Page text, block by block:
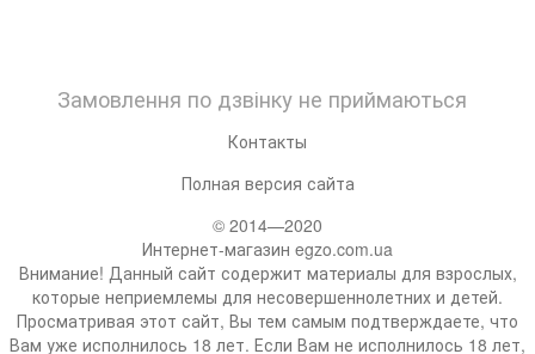
Замовлення по дзвінку не приймаються
Контакты
Полная версия сайта
© 2014—2020
Интернет-магазин egzo.com.ua
Внимание! Данный сайт содержит материалы для взрослых,
которые неприемлемы для несовершеннолетних и детей.
Просматривая этот сайт, Вы тем самым подтверждаете, что
Вам уже исполнилось 18 лет. Если Вам не исполнилось 18 лет,